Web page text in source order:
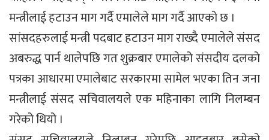
मन्त्रीलाई हटाउन माग गर्दै एमालेले माग गर्दै आएको छ ।
सांसदहरुलाई मन्त्री पदबाट हटाउन माग राख्दै एमालेले संसद
अबरुद्ध पार्न थालेपछि गत शुक्रबार एमालेको संसदीय दलको
पत्रका आधारमा एमालेबाट सरकारमा सामेल भएका तिन जना
मन्त्रीलाई संसद सचिवालयले एक महिनाका लागि निलम्बन
गरेको थियो ।